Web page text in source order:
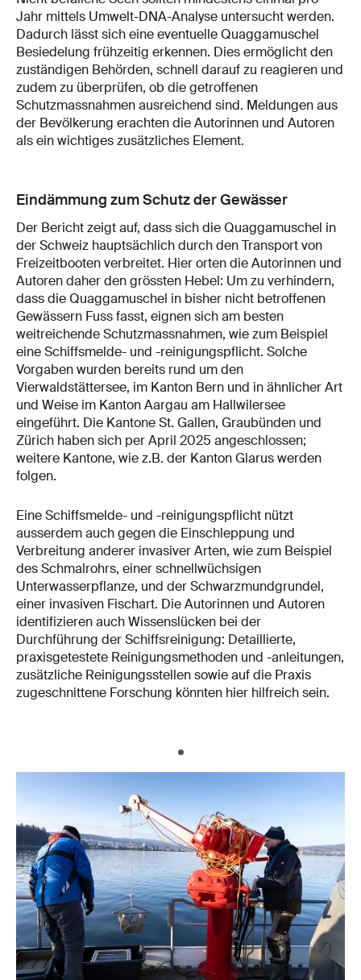
Jahr mittels Umwelt-DNA-Analyse untersucht werden.
Dadurch lässt sich eine eventuelle Quaggamuschel
Besiedelung frühzeitig erkennen. Dies ermöglicht den
zuständigen Behörden, schnell darauf zu reagieren und
zudem zu überprüfen, ob die getroffenen
Schutzmassnahmen ausreichend sind. Meldungen aus
der Bevölkerung erachten die Autorinnen und Autoren
als ein wichtiges zusätzliches Element.
Eindämmung zum Schutz der Gewässer
Der Bericht zeigt auf, dass sich die Quaggamuschel in
der Schweiz hauptsächlich durch den Transport von
Freizeitbooten verbreitet. Hier orten die Autorinnen und
Autoren daher den grössten Hebel: Um zu verhindern,
dass die Quaggamuschel in bisher nicht betroffenen
Gewässern Fuss fasst, eignen sich am besten
weitreichende Schutzmassnahmen, wie zum Beispiel
eine Schiffsmelde- und -reinigungspflicht. Solche
Vorgaben wurden bereits rund um den
Vierwaldstättersee, im Kanton Bern und in ähnlicher Art
und Weise im Kanton Aargau am Hallwilersee
eingeführt. Die Kantone St. Gallen, Graubünden und
Zürich haben sich per April 2025 angeschlossen;
weitere Kantone, wie z.B. der Kanton Glarus werden
folgen.
Eine Schiffsmelde- und -reinigungspflicht nützt
ausserdem auch gegen die Einschleppung und
Verbreitung anderer invasiver Arten, wie zum Beispiel
des Schmalrohrs, einer schnellwüchsigen
Unterwasserpflanze, und der Schwarzmundgrundel,
einer invasiven Fischart. Die Autorinnen und Autoren
identifizieren auch Wissenslücken bei der
Durchführung der Schiffsreinigung: Detaillierte,
praxisgetestete Reinigungsmethoden und -anleitungen,
zusätzliche Reinigungsstellen sowie auf die Praxis
zugeschnittene Forschung könnten hier hilfreich sein.